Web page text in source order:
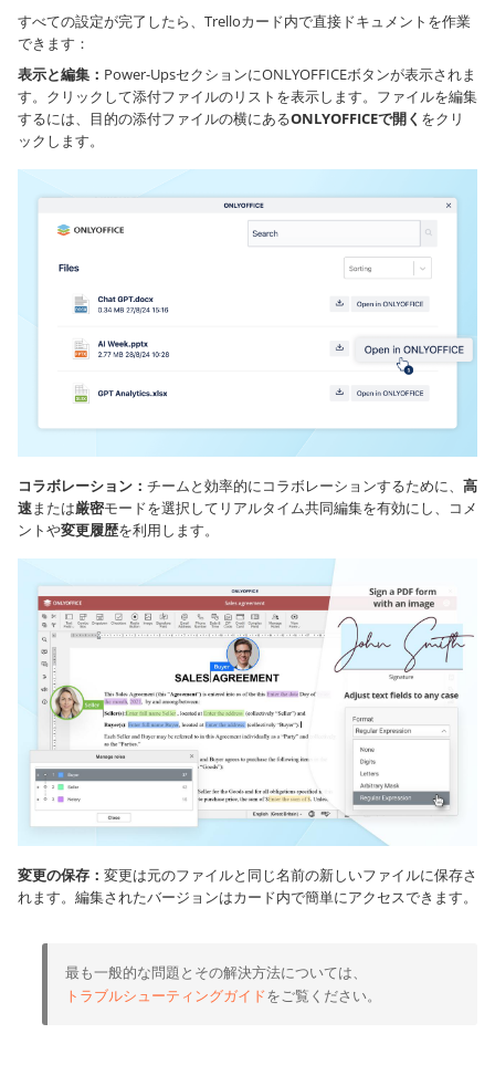
すべての設定が完了したら、Trelloカード内で直接ドキュメントを作業
できます：
表示と編集： Power-UpsセクションにONLYOFFICEボタンが表示されま
す。クリックして添付ファイルのリストを表示します。ファイルを編集
するには、目的の添付ファイルの横にあるONLYOFFICEで開く をクリ
ックします。
コラボレーション： チームと効率的にコラボレーションするために、 高
速または厳密モードを選択してリアルタイム共同編集を有効にし、コメ
ントや変更履歴を利用します。
変更の保存： 変更は元のファイルと同じ名前の新しいファイルに保存さ
れます。編集されたバージョンはカード内で簡単にアクセスできます。
最も一般的な問題とその解決方法については、
トラブルシューティングガイドをご覧ください。